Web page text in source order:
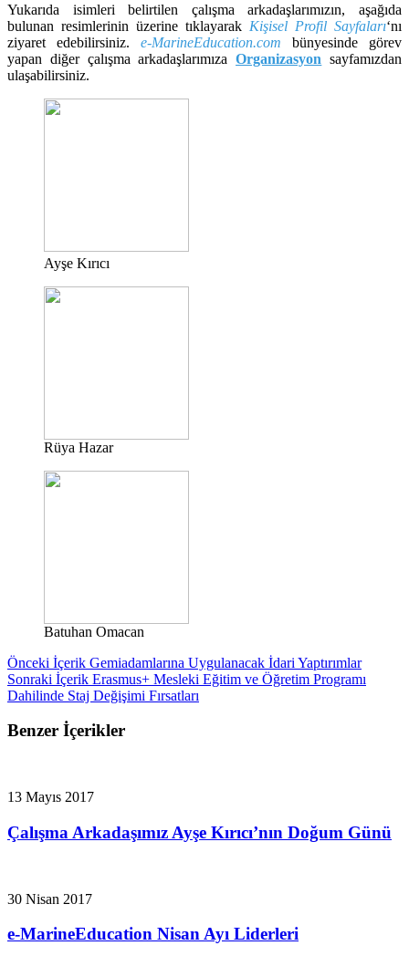
Yukarıda isimleri belirtilen çalışma arkadaşlarımızın, aşağıda
bulunan resimlerinin üzerine tıklayarak Kişisel Profil Sayfaları‘nı
ziyaret edebilirsiniz. e-MarineEducation.com bünyesinde görev
yapan diğer çalışma arkadaşlarımızaOrganizasyon sayfamızdan
ulaşabilirsiniz.
Ayşe Kırıcı
Rüya Hazar
Batuhan Omacan
Önceki İçerik Gemiadamlarına Uygulanacak İdari Yaptırımlar
Sonraki İçerik Erasmus+ Mesleki Eğitim ve Öğretim Programı
Dahilinde Staj Değişimi Fırsatları
Benzer İçerikler
13 Mayıs 2017
Çalışma Arkadaşımız Ayşe Kırıcı’nın Doğum Günü
30 Nisan 2017
e-MarineEducation Nisan Ayı Liderleri